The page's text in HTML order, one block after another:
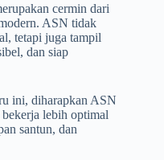
cermin dari
ASN tidak
tetapi juga tampil
dan siap
ini, diharapkan ASN
lebih optimal
santun, dan